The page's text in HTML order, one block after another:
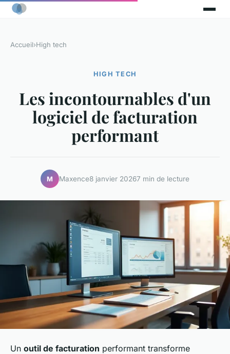
Accueil›High tech
HIGH TECH
Les incontournables d'un
logiciel de facturation
performant
M Maxence8 janvier 20267 min de lecture
Un outil de facturation performant transforme